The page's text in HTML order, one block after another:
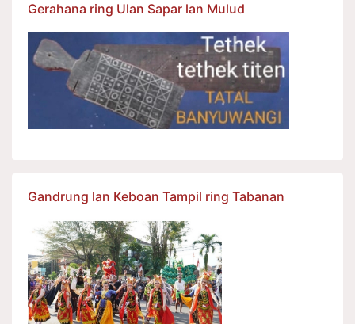
Gerahana ring Ulan Sapar lan Mulud
Gandrung lan Keboan Tampil ring Tabanan